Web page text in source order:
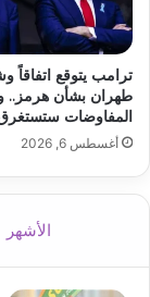
ترامب يتوقع اتفاقاً
طهران بشأن هرمز..
المفاوضات
أغسطس 6, 2026
الأشهر